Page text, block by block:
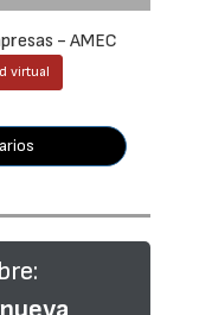
- AMEC
virtual